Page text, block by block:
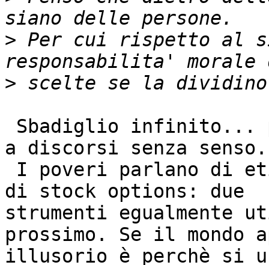
> Per cui rispetto al
>
a discorsi senza senso.
di stock options: due
strumenti
prossimo. Se il mondo
illusorio è perchè si